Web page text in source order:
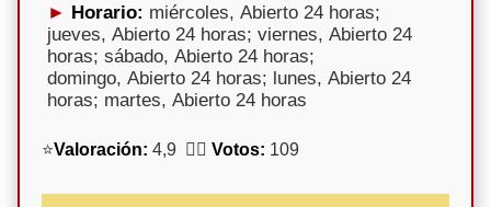
Horario: miércoles, Abierto 24 horas;
jueves, Abierto 24 horas; viernes, Abierto 24
horas; sábado, Abierto 24 horas;
domingo, Abierto 24 horas; lunes, Abierto 24
horas; martes, Abierto 24 horas
⭐Valoración: 4,9 🕵️‍♀️ Votos: 109